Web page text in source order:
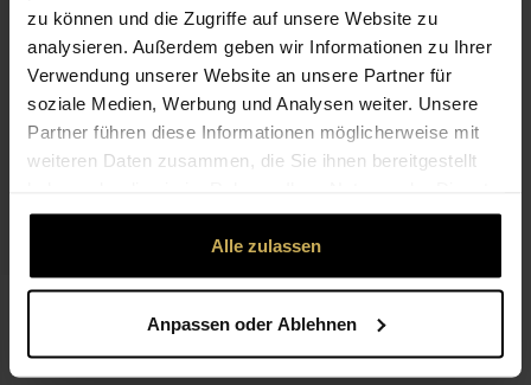
zu können und die Zugriffe auf unsere Website zu
analysieren. Außerdem geben wir Informationen zu Ihrer
Verwendung unserer Website an unsere Partner für
soziale Medien, Werbung und Analysen weiter. Unsere
Partner führen diese Informationen möglicherweise mit
weiteren Daten zusammen, die Sie ihnen bereitgestellt
gesammelt haben.
Alle zulassen
Anpassen oder Ablehnen
Trauerschleife (personalisiert)
In stillem Gedenken